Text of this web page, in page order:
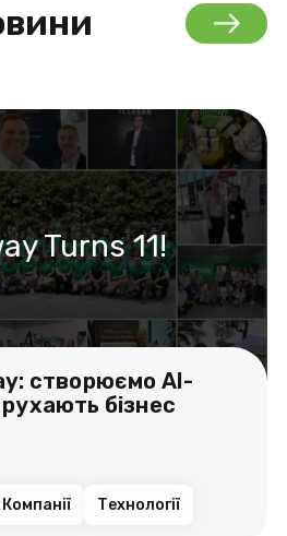
Turns 11!
створюємо AI-
рухають бізнес
Технології